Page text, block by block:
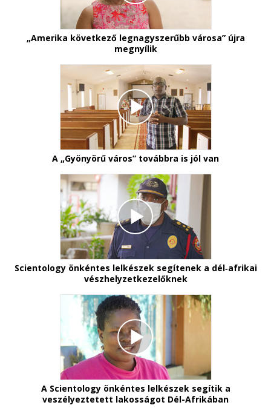
„Amerika következő legnagyszerűbb városa” újra
megnyílik
A „Gyönyörű város” továbbra is jól van
Scientology önkéntes lelkészek segítenek a dél‑afrikai
vészhelyzetkezelőknek
A Scientology önkéntes lelkészek segítik a
veszélyeztetett lakosságot Dél-Afrikában